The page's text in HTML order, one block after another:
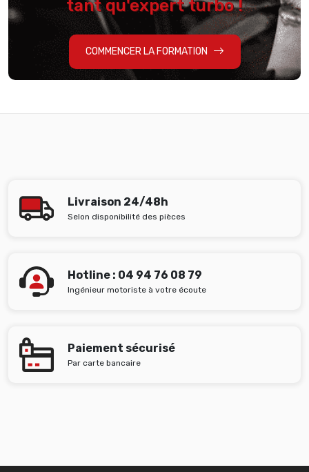
tant qu'expert turbo !
COMMENCER LA FORMATION
Livraison 24/48h
Selon disponibilité des pièces
Hotline : 04 94 76 08 79
Ingénieur motoriste à votre écoute
Paiement sécurisé
Par carte bancaire